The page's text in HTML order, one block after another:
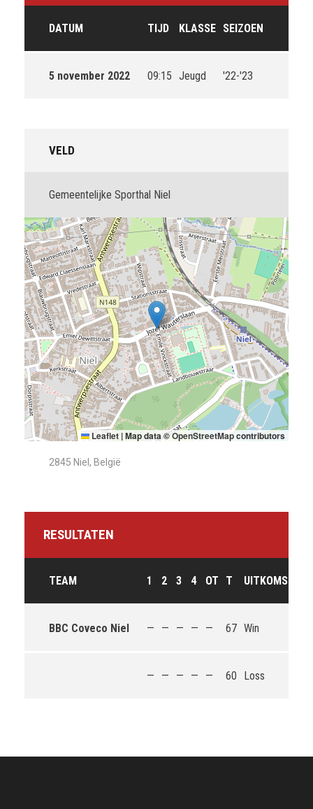
DATUM TIJD KLASSE SEIZOEN
5 november 2022 09:15 Jeugd '22-'23
VELD
Gemeentelijke Sporthal Niel
Leaflet |Map data ©OpenStreetMapcontributors
2845 Niel, België
RESULTATEN
TEAM 1 2 3 4 OT T UITKOMST
BBC Coveco Niel — — — — — 67 Win
— — — — — 60 Loss